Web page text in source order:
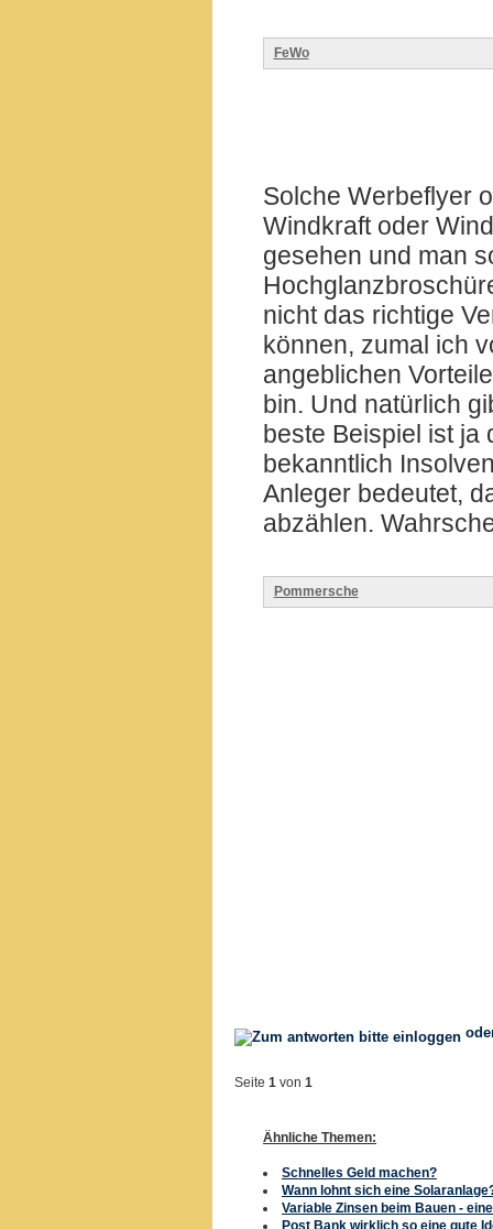
FeWo
Solche Werbeflyer
Windkraft oder
gesehen und man
nicht das richtige
können, zumal ich
angeblichen
bin. Und natürlich
beste Beispiel ist ja
bekanntlich
Anleger bedeutet,
abzählen.
Pommersche
Seite 1 von 1
Ähnliche Themen:
Schnelles Geld machen?
Wann lohnt sich eine
Variable Zinsen beim Bauen -
Post Bank wirklich so eine gute